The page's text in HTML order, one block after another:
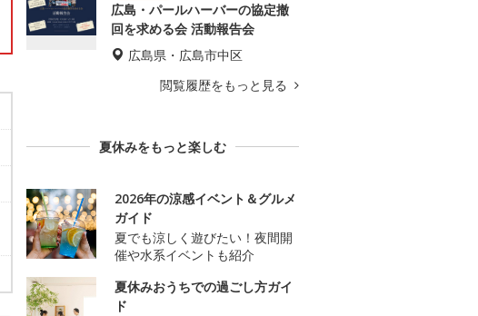
広島・パールハーバーの協定撤
回を求める会 活動報告会
広島県・広島市中区
閲覧履歴をもっと見る
夏休みをもっと楽しむ
2026年の涼感イベント＆グルメ
ガイド
夏でも涼しく遊びたい！夜間開
催や水系イベントも紹介
夏休みおうちでの過ごし方ガイ
ド